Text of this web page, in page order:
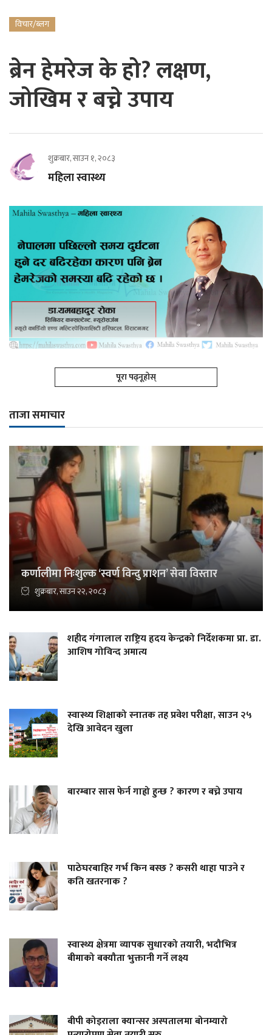
विचार/ब्लग
ब्रेन हेमरेज के हो? लक्षण,
जोखिम र बच्ने उपाय
शुक्रबार, साउन १, २०८३
महिला स्वास्थ्य
पूरा पढ्नूहोस्
ताजा समाचार
कर्णालीमा निःशुल्क ‘स्वर्ण विन्दु प्राशन’ सेवा विस्तार
शुक्रबार, साउन २२, २०८३
शहीद गंगालाल राष्ट्रिय हृदय केन्द्रको निर्देशकमा प्रा. डा.
आशिष गोविन्द अमात्य
स्वास्थ्य शिक्षाको स्नातक तह प्रवेश परीक्षा, साउन २५
देखि आवेदन खुला
बारम्बार सास फेर्न गाह्रो हुन्छ ? कारण र बच्ने उपाय
पाठेघरबाहिर गर्भ किन बस्छ ? कसरी थाहा पाउने र
कति खतरनाक ?
स्वास्थ्य क्षेत्रमा व्यापक सुधारको तयारी, भदौभित्र
बीमाको बक्यौता भुक्तानी गर्ने लक्ष्य
बीपी कोइराला क्यान्सर अस्पतालमा बोनम्यारो